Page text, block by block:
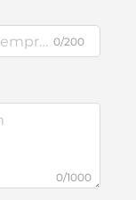
0/200
0/1000